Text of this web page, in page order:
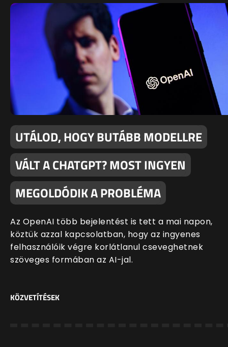
UTÁLOD, HOGY BUTÁBB MODELLRE
VÁLT A CHATGPT? MOST INGYEN
MEGOLDÓDIK A PROBLÉMA
Az OpenAI több bejelentést is tett a mai napon,
köztük azzal kapcsolatban, hogy az ingyenes
felhasználóik végre korlátlanul cseveghetnek
szöveges formában az AI-jal.
KÖZVETÍTÉSEK